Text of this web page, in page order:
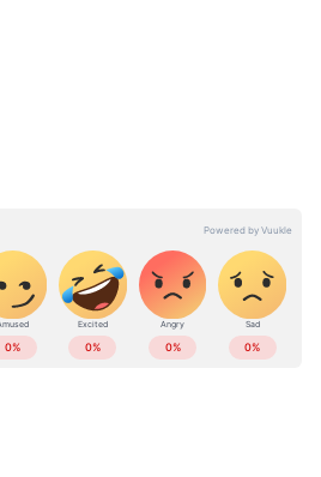
ഇത്തരം
ജാഗ്രതയോടെ
ഓർമ്മിപ്പിച്ചു.
പക്ഷേ ഇനിയും
എല്ലാ